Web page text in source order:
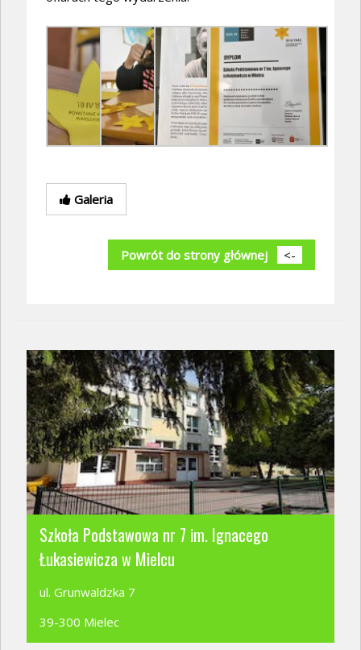
Galeria
Powrót do strony głównej <-
Szkoła Podstawowa nr 7 im. Ignacego
Łukasiewicza w Mielcu
ul. Grunwaldzka 7
39-300 Mielec